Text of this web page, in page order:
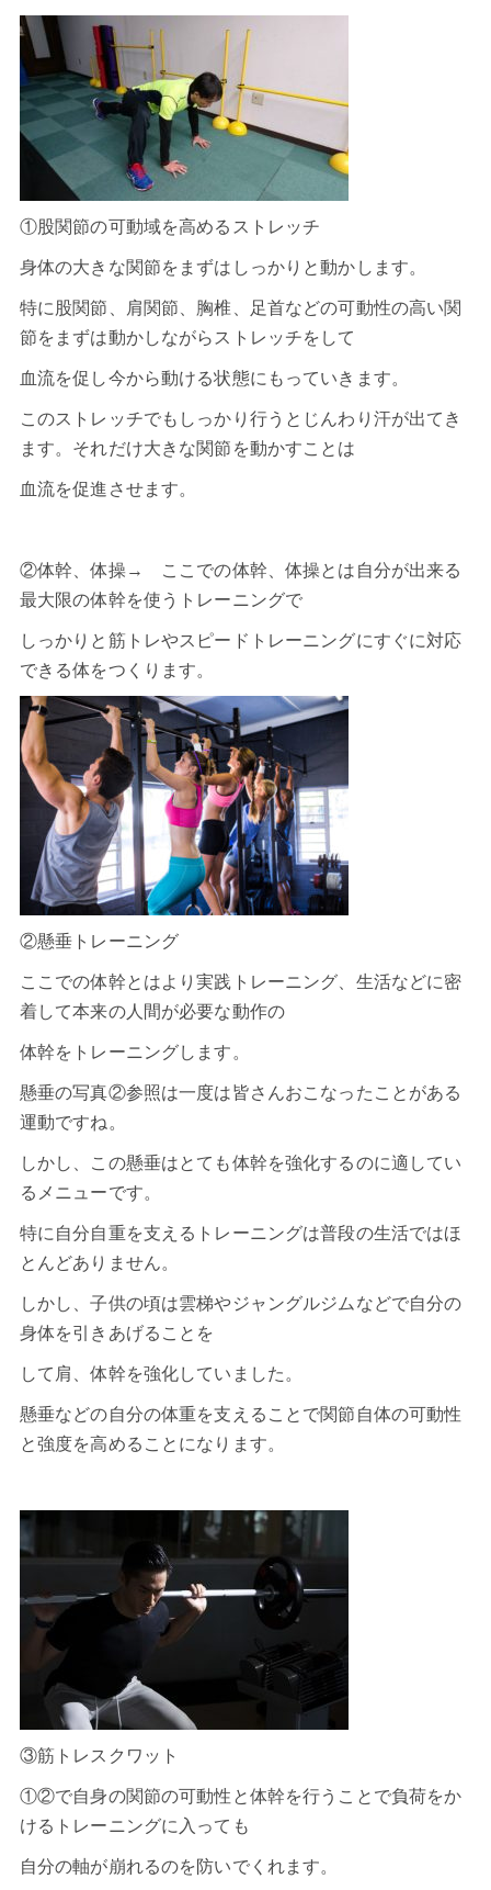
①股関節の可動域を高めるストレッチ
身体の大きな関節をまずはしっかりと動かします。
特に股関節、肩関節、胸椎、足首などの可動性の高い関
節をまずは動かしながらストレッチをして
血流を促し今から動ける状態にもっていきます。
このストレッチでもしっかり行うとじんわり汗が出てき
ます。それだけ大きな関節を動かすことは
血流を促進させます。
②体幹、体操→ ここでの体幹、体操とは自分が出来る
最大限の体幹を使うトレーニングで
しっかりと筋トレやスピードトレーニングにすぐに対応
できる体をつくります。
②懸垂トレーニング
ここでの体幹とはより実践トレーニング、生活などに密
着して本来の人間が必要な動作の
体幹をトレーニングします。
懸垂の写真②参照は一度は皆さんおこなったことがある
運動ですね。
しかし、この懸垂はとても体幹を強化するのに適してい
るメニューです。
特に自分自重を支えるトレーニングは普段の生活ではほ
とんどありません。
しかし、子供の頃は雲梯やジャングルジムなどで自分の
身体を引きあげることを
して肩、体幹を強化していました。
懸垂などの自分の体重を支えることで関節自体の可動性
と強度を高めることになります。
③筋トレスクワット
①②で自身の関節の可動性と体幹を行うことで負荷をか
けるトレーニングに入っても
自分の軸が崩れるのを防いでくれます。